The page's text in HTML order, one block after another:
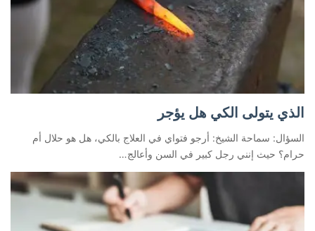
الذي يتولى الكي هل يؤجر
السؤال: سماحة الشيخ: أرجو فتواي في العلاج بالكي، هل هو حلال أم
حرام؟ حيث إنني رجل كبير في السن وأعالج…